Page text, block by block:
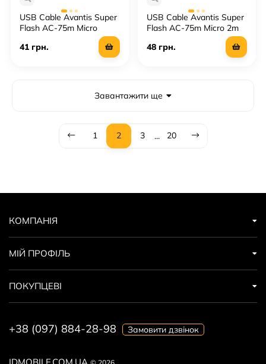
USB Cable Avantis Super
Flash AC-75m Micro
41 грн.
USB Cable Avantis Super
Flash AC-75m Micro 2m
48 грн.
Завантажити ще
1 2 3 ... 20
КОМПАНІЯ
МІЙ ПРОФІЛЬ
ПОКУПЦЕВІ
+38 (097) 884-28-98 Замовити дзвінок